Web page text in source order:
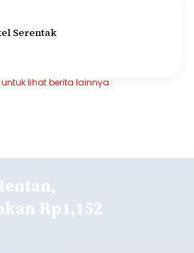
Serentak
untuk lihat berita lainnya
Rp1,152